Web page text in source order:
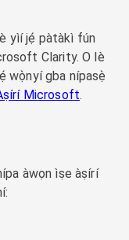
yìí jẹ́ pàtàkì fún
Clarity. O lè
wọ̀nyí gba nípasẹ̀
Microsoft.
àwọn ìṣe àṣírí